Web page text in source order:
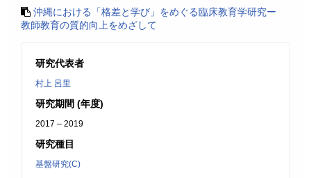
沖縄における「格差と学び」をめぐる臨床教育学研究ー
教師教育の質的向上をめざして
研究代表者
村上 呂里
研究期間 (年度)
2017 – 2019
研究種目
基盤研究(C)